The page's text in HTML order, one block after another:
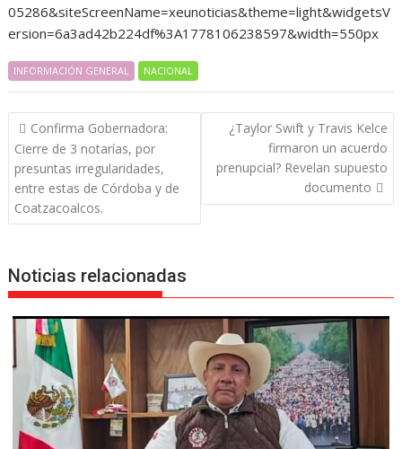
05286&siteScreenName=xeunoticias&theme=light&widgetsV
ersion=6a3ad42b224df%3A1778106238597&width=550px
INFORMACIÓN GENERAL NACIONAL
Navegación
de
entradas
Confirma Gobernadora:
Cierre de 3 notarías, por
presuntas irregularidades,
entre estas de Córdoba y de
Coatzacoalcos.
¿Taylor Swift y Travis Kelce
firmaron un acuerdo
prenupcial? Revelan supuesto
documento
Noticias relacionadas